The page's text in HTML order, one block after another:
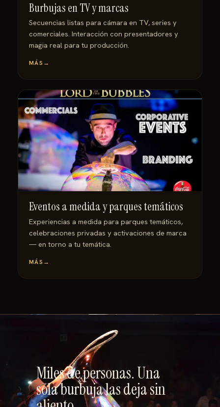
Burbujas en TV y marcas
Secuencias listas para cámara en TV, series y
comerciales. Interacción con presentadores y
magia real para tu producción.
MÁS →
Eventos a medida y parques temáticos
Experiencias a medida para parques temáticos,
celebraciones privadas y activaciones de marca
— en torno a tu temática.
MÁS →
Miles de personas. Una
sola burbuja las deja sin